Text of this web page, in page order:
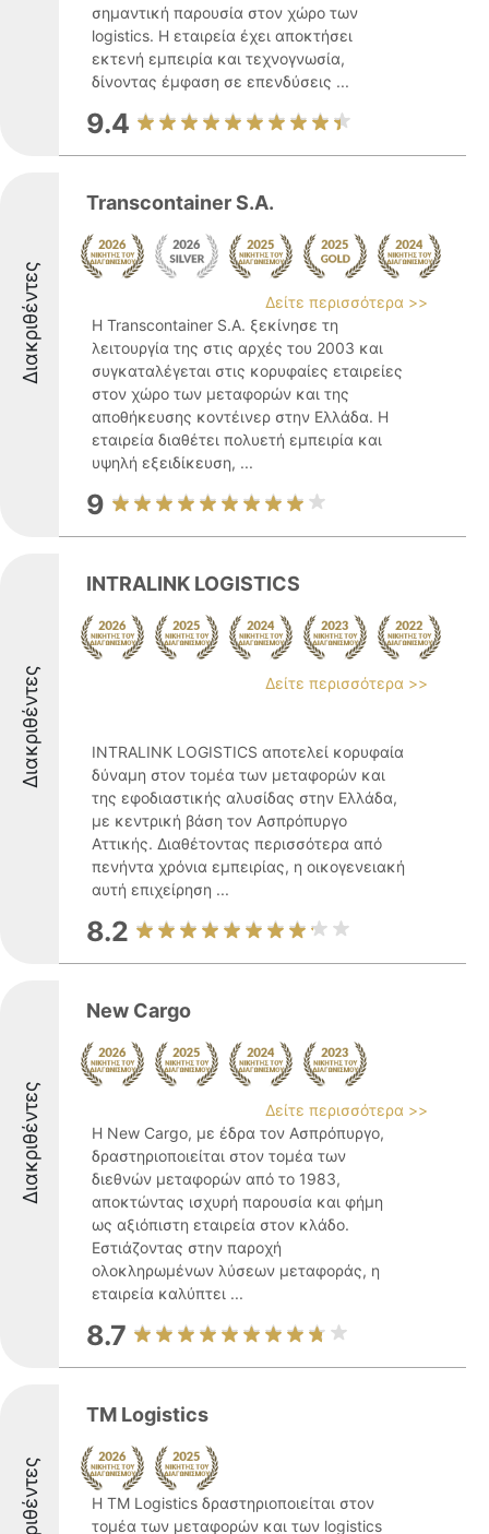
σημαντική παρουσία στον χώρο των
logistics. Η εταιρεία έχει αποκτήσει
εκτενή εμπειρία και τεχνογνωσία,
δίνοντας έμφαση σε επενδύσεις ...
9.4
Διακριθέντες
Transcontainer S.A.
Δείτε περισσότερα >>
Η Transcontainer S.A. ξεκίνησε τη
λειτουργία της στις αρχές του 2003 και
συγκαταλέγεται στις κορυφαίες εταιρείες
στον χώρο των μεταφορών και της
αποθήκευσης κοντέινερ στην Ελλάδα. Η
εταιρεία διαθέτει πολυετή εμπειρία και
υψηλή εξειδίκευση, ...
9
Διακριθέντες
INTRALINK LOGISTICS
Δείτε περισσότερα >>
INTRALINK LOGISTICS αποτελεί κορυφαία
δύναμη στον τομέα των μεταφορών και
της εφοδιαστικής αλυσίδας στην Ελλάδα,
με κεντρική βάση τον Ασπρόπυργο
Αττικής. Διαθέτοντας περισσότερα από
πενήντα χρόνια εμπειρίας, η οικογενειακή
αυτή επιχείρηση ...
8.2
Διακριθέντες
New Cargo
Δείτε περισσότερα >>
Η New Cargo, με έδρα τον Ασπρόπυργο,
δραστηριοποιείται στον τομέα των
διεθνών μεταφορών από το 1983,
αποκτώντας ισχυρή παρουσία και φήμη
ως αξιόπιστη εταιρεία στον κλάδο.
Εστιάζοντας στην παροχή
ολοκληρωμένων λύσεων μεταφοράς, η
εταιρεία καλύπτει ...
8.7
TM Logistics
Η TM Logistics δραστηριοποιείται στον
τομέα των μεταφορών και των logistics